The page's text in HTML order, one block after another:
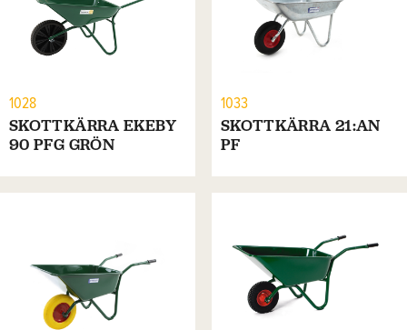
1028
SKOTTKÄRRA EKEBY
90 PFG GRÖN
1033
SKOTTKÄRRA 21:AN
PF